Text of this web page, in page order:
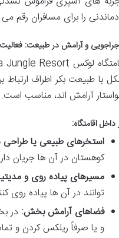
را برای مسافران رقم
و آرامش در طبیعت:
با طبیعت بکر اطراف ارتباط
آرامش اند، مناسب است.
داخل اقامتگاه:
استخرهای طبیعی یا
کوهستان در آن ها جریان
مسیرهای پیاده روی و
توانند در آن ها پیاده روی
فضاهای آرامش بخش: در
و یا صرفاً ریلکس کردن و